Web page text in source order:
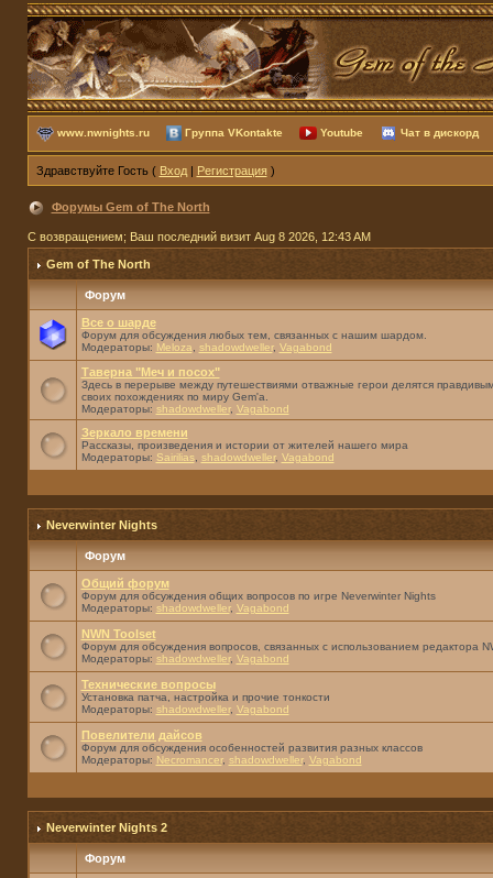
www.nwnights.ru Группа VKontakte Youtube Чат в дискорд
Здравствуйте Гость ( Вход| Регистрация)
Форумы Gem of The North
С возвращением; Ваш последний визит Aug 8 2026, 12:43 AM
Gem of The North
Форум
Все о шарде
Форум для обсуждения любых тем, связанных с нашим шардом.
Модераторы: Meloza shadowdweller, Vagabond
Таверна "Меч и посох"
Здесь в перерыве между путешествиями отважные герои делятся
своих похождениях по миру Gem'а.
Модераторы: shadowdweller, Vagabond
Зеркало времени
Рассказы, произведения и истории от жителей нашего мира
Модераторы: Sairilias, shadowdweller, Vagabond
Neverwinter Nights
Форум
Общий форум
Форум для обсуждения общих вопросов по игре Neverwinter Nights
Модераторы: shadowdweller, Vagabond
NWN Toolset
Форум для обсуждения вопросов, связанных с использованием редактора
Модераторы: shadowdweller, Vagabond
Технические вопросы
Установка патча, настройка и прочие тонкости
Модераторы: shadowdweller, Vagabond
Повелители дайсов
Форум для обсуждения особенностей развития разных классов
Модераторы: Necromancer, shadowdweller, Vagabond
Neverwinter Nights 2
Форум